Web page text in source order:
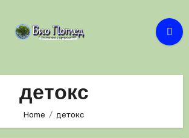
детокс
Home детокс